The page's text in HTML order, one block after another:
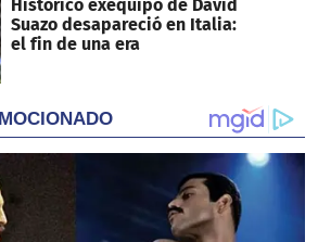
Histórico exequipo de David
Suazo desapareció en Italia:
el fin de una era